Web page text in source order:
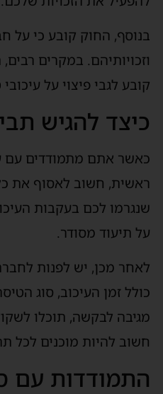
בנוסף, החוק קובע כי על
וזכויותיהם. במקרים
קובע לגבי פיצוי על
כיצד להגיש
כאשר אתם מתמודדים עם
ראשית, חשוב לאסוף את כל
שנגרמו לכם בעקבות
על תיעוד מסודר.
לאחר מכן, יש לפנות
כולל זמן העיכוב, סוג
מגיבה לבקשה, תוכלו
חשוב להיות מוכנים לכל
התמודדות עם